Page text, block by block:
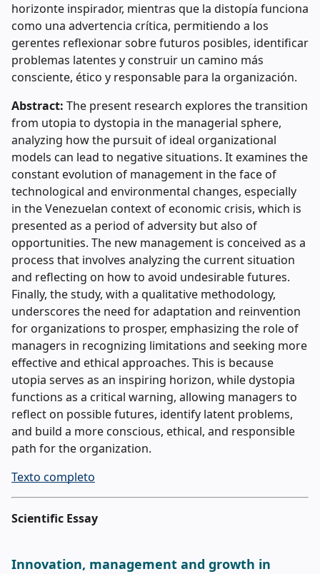
horizonte inspirador, mientras que la distopía funciona
como una advertencia crítica, permitiendo a los
gerentes reflexionar sobre futuros posibles, identificar
problemas latentes y construir un camino más
consciente, ético y responsable para la organización.
Abstract: The present research explores the transition
from utopia to dystopia in the managerial sphere,
analyzing how the pursuit of ideal organizational
models can lead to negative situations. It examines the
constant evolution of management in the face of
technological and environmental changes, especially
in the Venezuelan context of economic crisis, which is
presented as a period of adversity but also of
opportunities. The new management is conceived as a
process that involves analyzing the current situation
and reflecting on how to avoid undesirable futures.
Finally, the study, with a qualitative methodology,
underscores the need for adaptation and reinvention
for organizations to prosper, emphasizing the role of
managers in recognizing limitations and seeking more
effective and ethical approaches. This is because
utopia serves as an inspiring horizon, while dystopia
functions as a critical warning, allowing managers to
reflect on possible futures, identify latent problems,
and build a more conscious, ethical, and responsible
path for the organization.
Texto completo
Scientific Essay
Innovation, management and growth in